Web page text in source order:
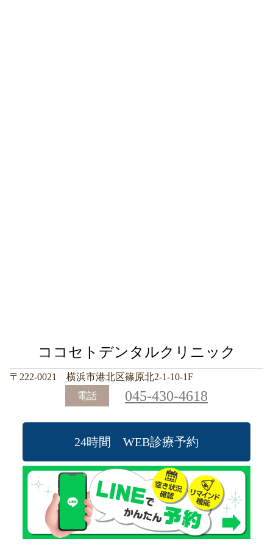
ココセトデンタルクリニック
〒222-0021 横浜市港北区篠原北2-1-10-1F
電話
045-430-4618
24時間 WEB診療予約